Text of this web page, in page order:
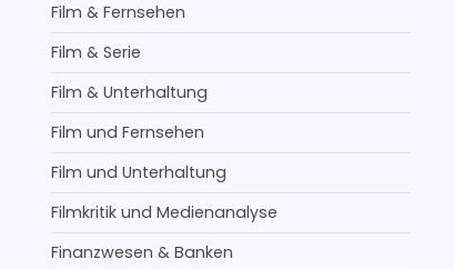
Film & Fernsehen
Film & Serie
Film & Unterhaltung
Film und Fernsehen
Film und Unterhaltung
Filmkritik und Medienanalyse
Finanzwesen & Banken